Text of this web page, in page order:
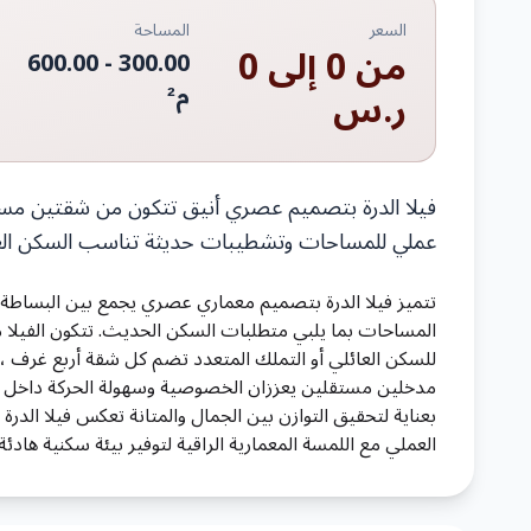
السعر
من 0 إلى 0
ر.س
المساحة
300.00
- 600.00
م²
فيلا الدرة بتصميم عصري أنيق تتكون من شقتين
عملي للمساحات وتشطيبات حديثة تناسب السكن
تتميز فيلا الدرة بتصميم معماري عصري يجمع بين
المساحات بما يلبي متطلبات السكن الحديث. تتكون
للسكن العائلي أو التملك المتعدد تضم كل شقة أربع غرف
مدخلين مستقلين يعززان الخصوصية وسهولة الحركة داخل
بعناية لتحقيق التوازن بين الجمال والمتانة تعكس فيلا
العملي مع اللمسة المعمارية الراقية لتوفير بيئة سكنية